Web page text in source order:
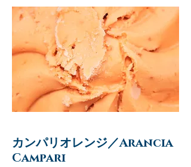
カンパリオレンジ／Arancia
Campari